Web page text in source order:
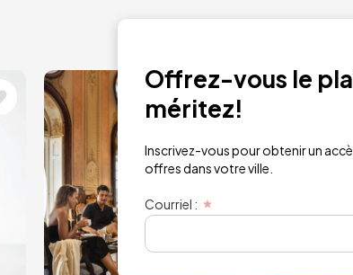
Image Image
Offrez-vous le
méritez!
Inscrivez-vous pour obtenir un
offres dans votre ville.
Courriel :